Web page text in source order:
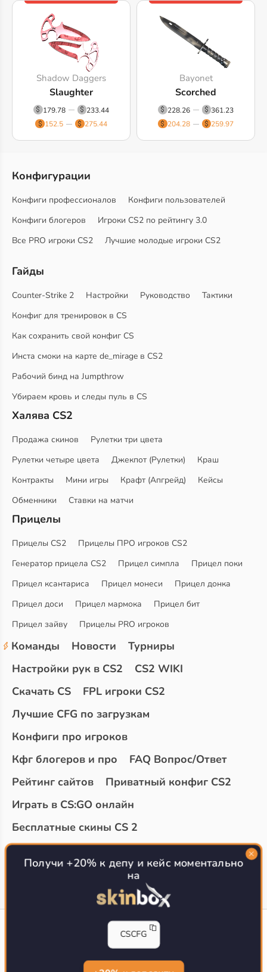
Shadow Daggers
Slaughter
179.78
233.44
152.5
275.44
Bayonet
Scorched
228.26
361.23
204.28
259.97
Конфигурации
Конфиги профессионалов
Конфиги пользователей
Конфиги блогеров
Игроки CS2 по рейтингу 3.0
Все PRO игроки CS2
Лучшие молодые игроки CS2
Гайды
Counter-Strike 2 Настройки Руководство
Тактики
Конфиг для тренировок в CS
Как сохранить свой конфиг CS
Инста смоки на карте de_mirage в CS2
Рабочий бинд на Jumpthrow
Убираем кровь и следы пуль в CS
Халява CS2
Продажа скинов
Рулетки три цвета
Рулетки четыре цвета
Джекпот (Рулетки)
Краш
Контракты
Мини игры Крафт (Апгрейд)
Кейсы
Обменники
Ставки на матчи
Прицелы
Прицелы CS2
Прицелы ПРО игроков CS2
Генератор прицела CS2
Прицел симпла
Прицел поки
Прицел ксантариса
Прицел монеси
Прицел донка
Прицел доси
Прицел мармока
Прицел бит
Прицел зайву
Прицелы PRO игроков
Команды Новости
Турниры
Настройки рук в CS2
CS2 WIKI
Скачать CS
FPL игроки CS2
Лучшие CFG по загрузкам
Конфиги про игроков
Кфг блогеров и про
FAQ Вопрос/Ответ
Рейтинг сайтов
Приватный конфиг CS2
Играть в CS:GO онлайн
Бесплатные скины CS 2
Топ сайтов с халявой КС 2
О проекте
CS-CONFIG.com © 2020-2026 г.
Политика конфиденциальности
Получи +20% к депу и кейс моментально
на
CSCFG